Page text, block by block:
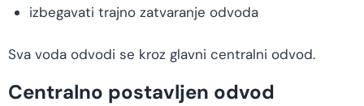
izbegavati trajno zatvaranje odvoda
Sva voda odvodi se kroz glavni centralni odvod.
Centralno postavljen odvod